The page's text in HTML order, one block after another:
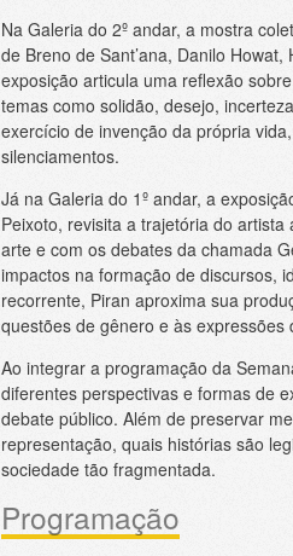
Na Galeria do 2º andar, a mostra
de Breno de Sant’ana, Danilo
exposição articula uma reflexão
temas como solidão, desejo,
exercício de invenção da própria
silenciamentos.
Já na Galeria do 1º andar, a
Peixoto, revisita a trajetória do
arte e com os debates da chamada
impactos na formação de discursos,
recorrente, Piran aproxima sua
questões de gênero e às
Ao integrar a programação da
diferentes perspectivas e formas de
debate público. Além de preservar
representação, quais histórias são
sociedade tão fragmentada.
Programação